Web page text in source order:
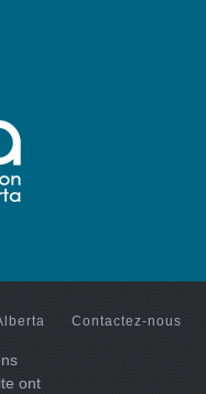
Contactez-nous
ont